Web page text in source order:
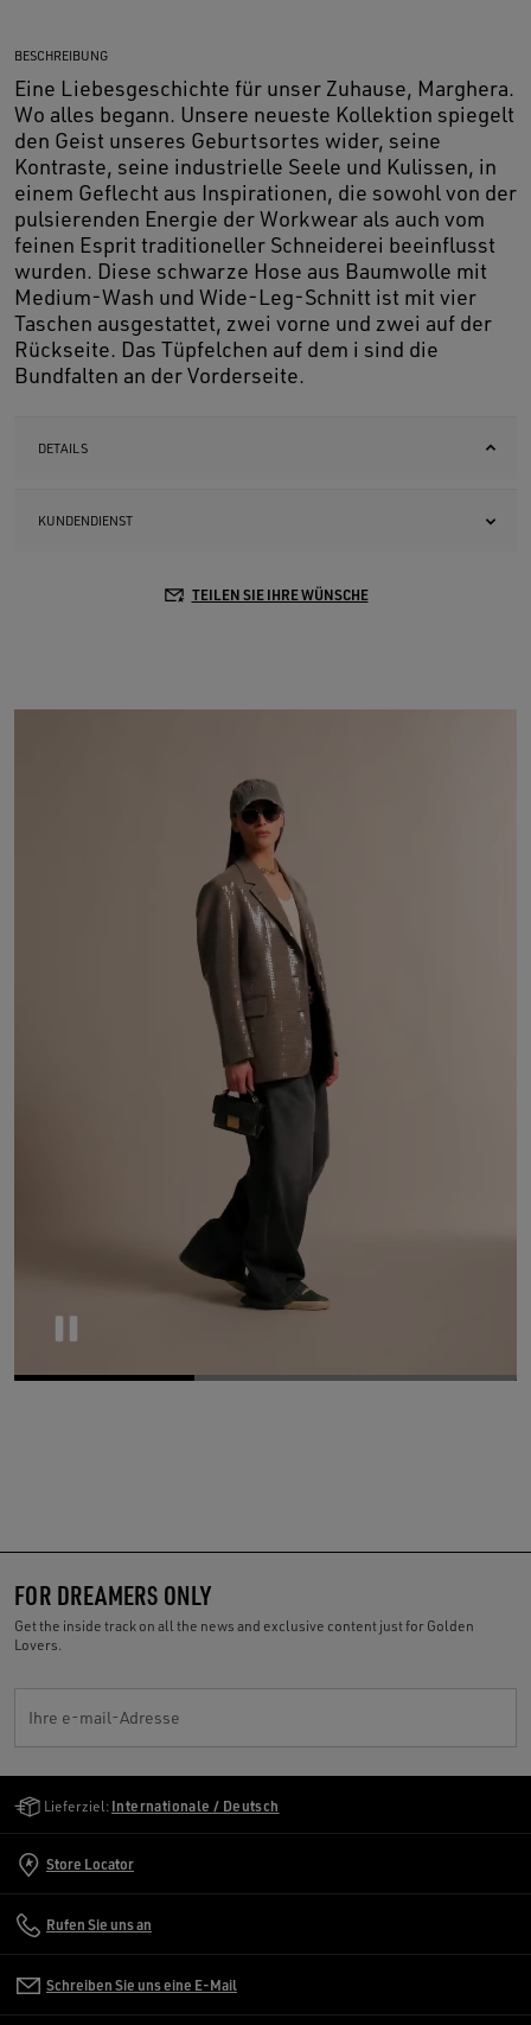
BESCHREIBUNG
Eine Liebesgeschichte für unser Zuhause, Marghera.
Wo alles begann. Unsere neueste Kollektion spiegelt
den Geist unseres Geburtsortes wider, seine
Kontraste, seine industrielle Seele und Kulissen, in
einem Geflecht aus Inspirationen, die sowohl von der
pulsierenden Energie der Workwear als auch vom
feinen Esprit traditioneller Schneiderei beeinflusst
wurden. Diese schwarze Hose aus Baumwolle mit
Medium-Wash und Wide-Leg-Schnitt ist mit vier
Taschen ausgestattet, zwei vorne und zwei auf der
Rückseite. Das Tüpfelchen auf dem i sind die
Bundfalten an der Vorderseite.
DETAILS
KUNDENDIENST
TEILEN SIE IHRE WÜNSCHE
FOR DREAMERS ONLY
Get the inside track on all the news and exclusive content just for Golden
Lovers.
Ihre e-mail-Adresse
Lieferziel: Internationale / Deutsch
Store Locator
Rufen Sie uns an
Schreiben Sie uns eine E-Mail